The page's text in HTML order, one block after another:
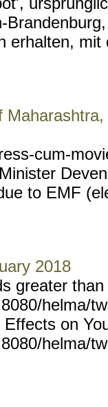
erhalten,
cum-
to EMF
2018
greater
helma/
on
helma/